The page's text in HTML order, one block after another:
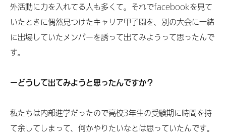
外活動に力を入れてる人も多くて。それでfacebookを見て
いたときに偶然見つけたキャリア甲子園を、別の大会に一緒
に出場していたメンバーを誘って出てみようって思ったんで
す。
ーどうして出てみようと思ったんですか？
私たちは内部進学だったので高校3年生の受験期に時間を持
て余してしまって、何かやりたいなとは思っていたんです。